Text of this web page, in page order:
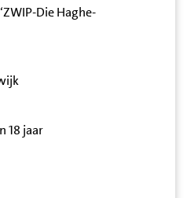
Die Haghe-
18 jaar